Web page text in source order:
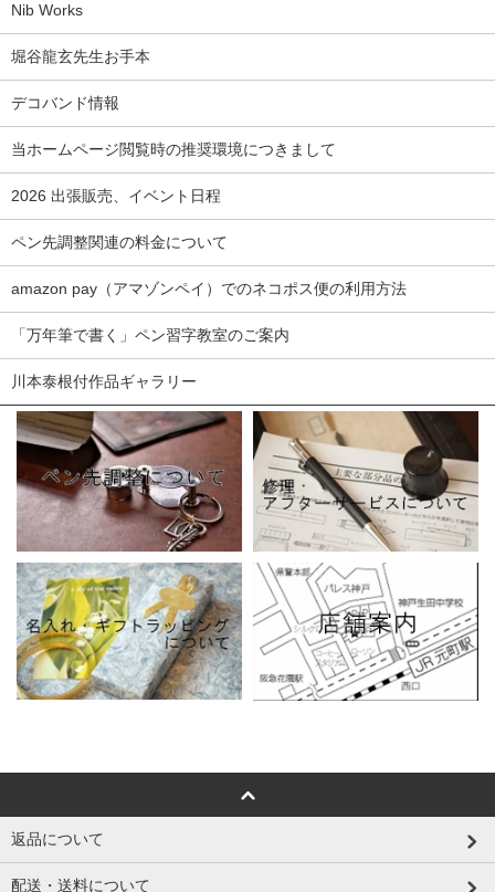
Nib Works
堀谷龍玄先生お手本
デコバンド情報
当ホームページ閲覧時の推奨環境につきまして
2026 出張販売、イベント日程
ペン先調整関連の料金について
amazon pay（アマゾンペイ）でのネコポス便の利用方法
「万年筆で書く」ペン習字教室のご案内
川本泰根付作品ギャラリー
返品について
配送・送料について